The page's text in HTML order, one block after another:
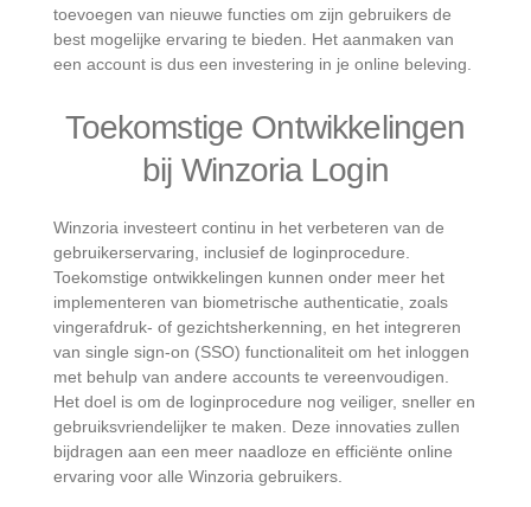
toevoegen van nieuwe functies om zijn gebruikers de
best mogelijke ervaring te bieden. Het aanmaken van
een account is dus een investering in je online beleving.
Toekomstige Ontwikkelingen
bij Winzoria Login
Winzoria investeert continu in het verbeteren van de
gebruikerservaring, inclusief de loginprocedure.
Toekomstige ontwikkelingen kunnen onder meer het
implementeren van biometrische authenticatie, zoals
vingerafdruk- of gezichtsherkenning, en het integreren
van single sign-on (SSO) functionaliteit om het inloggen
met behulp van andere accounts te vereenvoudigen.
Het doel is om de loginprocedure nog veiliger, sneller en
gebruiksvriendelijker te maken. Deze innovaties zullen
bijdragen aan een meer naadloze en efficiënte online
ervaring voor alle Winzoria gebruikers.